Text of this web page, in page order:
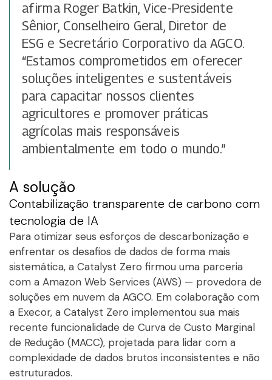
afirma Roger Batkin, Vice-Presidente
Sênior, Conselheiro Geral, Diretor de
ESG e Secretário Corporativo da AGCO.
“Estamos comprometidos em oferecer
soluções inteligentes e sustentáveis
para capacitar nossos clientes
agricultores e promover práticas
agrícolas mais responsáveis
ambientalmente em todo o mundo.”
A solução
Contabilização transparente de carbono com
tecnologia de IA
Para otimizar seus esforços de descarbonização e
enfrentar os desafios de dados de forma mais
sistemática, a Catalyst Zero firmou uma parceria
com a Amazon Web Services (AWS) — provedora de
soluções em nuvem da AGCO. Em colaboração com
a Execor, a Catalyst Zero implementou sua mais
recente funcionalidade de Curva de Custo Marginal
de Redução (MACC), projetada para lidar com a
complexidade de dados brutos inconsistentes e não
estruturados.